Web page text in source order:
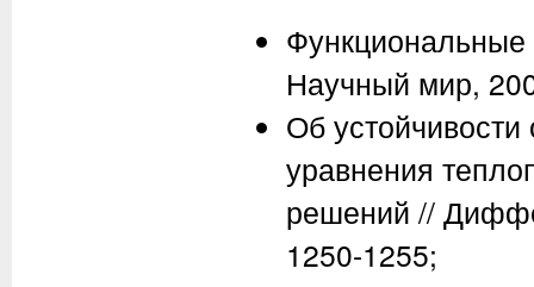
Научный мир,
Об
уравнения
решений //
1250-1255;